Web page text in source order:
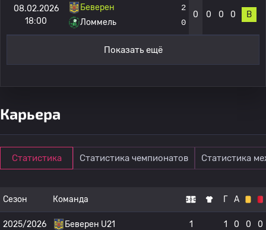
08.02.2026
18:00
Беверен
Ломмель
2
0
0 0 0 0 В
Показать ещё
Карьера
Статистика Статистика чемпионатов Статистика
Сезон Команда Г А
2025/2026 Беверен U21 1 1 0 0 0